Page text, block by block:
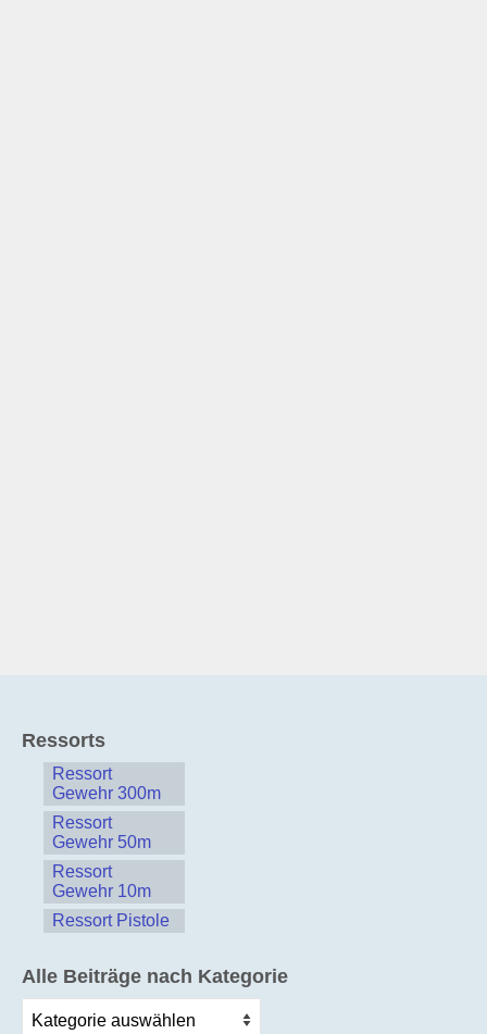
Ressorts
Ressort
Gewehr 300m
Ressort
Gewehr 50m
Ressort
Gewehr 10m
Ressort Pistole
Alle Beiträge nach Kategorie
Beiträge